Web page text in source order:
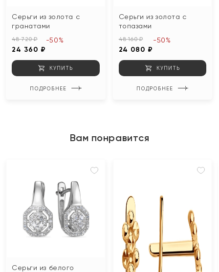
Серьги из золота с
гранатами
48 720 ₽
24 360 ₽
-50%
КУПИТЬ
ПОДРОБНЕЕ
Серьги из золота с
топазами
48 160 ₽
24 080 ₽
-50%
КУПИТЬ
ПОДРОБНЕЕ
Вам понравится
Серьги из белого